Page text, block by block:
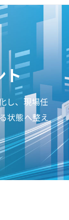
ト
し、現場任
状態へ整え